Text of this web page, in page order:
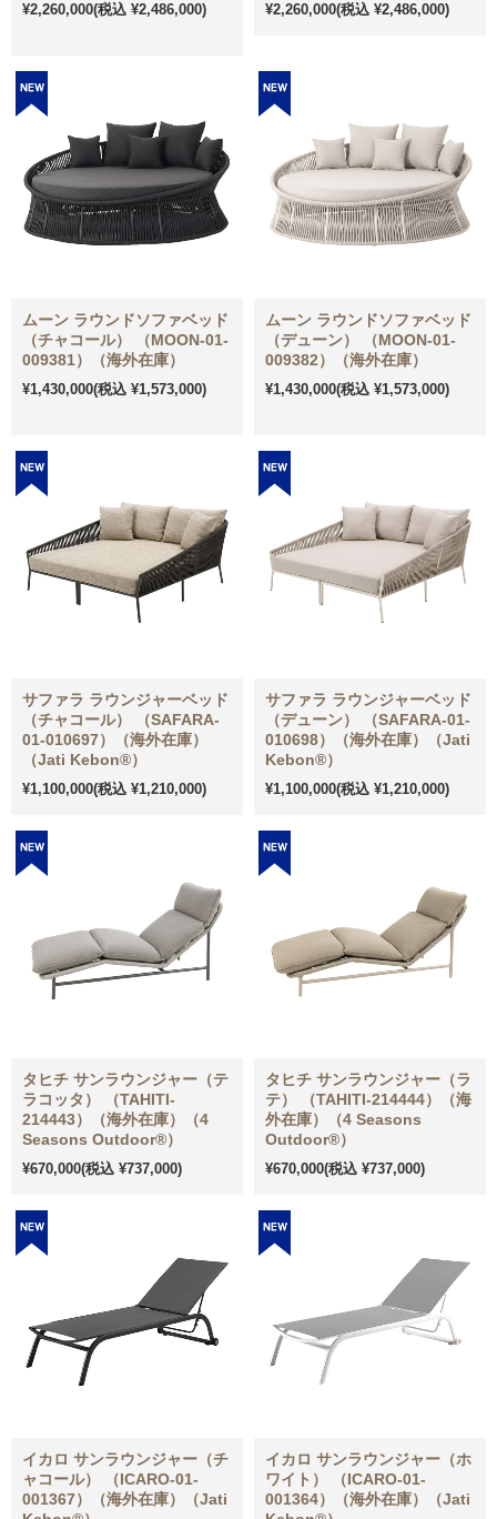
¥2,260,000(税込 ¥2,486,000) ¥2,260,000(税込 ¥2,486,000)
ムーン ラウンドソファベッド
（チャコール） （MOON-01-
009381）（海外在庫）
¥1,430,000(税込 ¥1,573,000)
ムーン ラウンドソファベッド
（デューン） （MOON-01-
009382）（海外在庫）
¥1,430,000(税込 ¥1,573,000)
サファラ ラウンジャーベッド
（チャコール） （SAFARA-
01-010697）（海外在庫）
（Jati Kebon®）
¥1,100,000(税込 ¥1,210,000)
サファラ ラウンジャーベッド
（デューン） （SAFARA-01-
010698）（海外在庫）（Jati
Kebon®）
¥1,100,000(税込 ¥1,210,000)
タヒチ サンラウンジャー（テ
ラコッタ） （TAHITI-
214443）（海外在庫）（4
Seasons Outdoor®）
¥670,000(税込 ¥737,000)
タヒチ サンラウンジャー（ラ
テ） （TAHITI-214444）（海
外在庫）（4 Seasons
Outdoor®）
¥670,000(税込 ¥737,000)
イカロ サンラウンジャー（チ
ャコール） （ICARO-01-
001367）（海外在庫）（Jati
イカロ サンラウンジャー（ホ
ワイト） （ICARO-01-
001364）（海外在庫）（Jati